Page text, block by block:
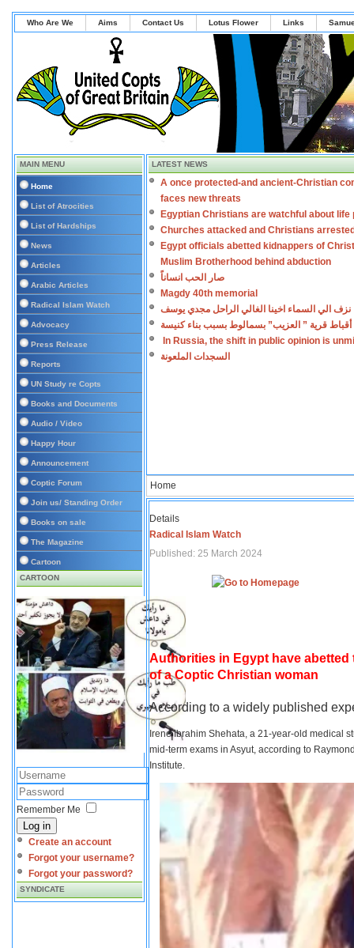
Who Are We Aims Contact Us Lotus Flower Links
MAIN MENU
Home
List of Atrocities
List of Hardships
News
Articles
Arabic Articles
Radical Islam Watch
Advocacy
Press Release
Reports
UN Study re Copts
Books and Documents
Audio / Video
Happy Hour
Announcement
Coptic Forum
Join us/ Standing Order
Books on sale
The Magazine
Cartoon
CARTOON
Remember Me
Log in
Create an account
Forgot your username?
Forgot your password?
SYNDICATE
LATEST NEWS
A once protected-and ancient-Christian
faces new threats
Egyptian Christians are watchful about life
Churches attacked and Christians
Egypt officials abetted kidnappers of
Muslim Brotherhood behind abduction
صار الحب انساناً
Magdy 40th memorial
نزف الي السماء اخينا الغالي الراحل مجدي يوسف
أقباط قرية ” العزيب” بسمالوط بسبب بناء كنيسة
In Russia, the shift in public opinion is
السجدات الملعونة
Home
Details
Radical Islam Watch
Published: 25 March 2024
Authorities in Egypt have
of a Coptic Christian woman
According to a widely published
Irene Ibrahim Shehata, a 21-year-old medical
mid-term exams in Asyut, according to
Institute.